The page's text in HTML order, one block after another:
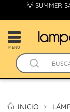
💡 SUMMER
MENÚ
INICIO